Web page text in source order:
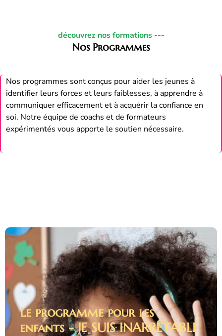
découvrez nos formations ---
Nos Programmes
Nos programmes sont conçus pour aider les jeunes à
identifier leurs forces et leurs faiblesses, à apprendre à
communiquer efficacement et à acquérir la confiance en
soi. Notre équipe de coachs et de formateurs
expérimentés vous apporte le soutien nécessaire.
Le programme pour les
enfants - JE SUIS INARRÊTABLE